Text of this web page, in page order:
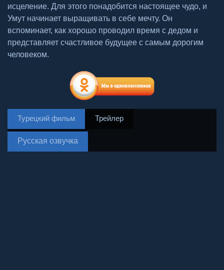
исцеление. Для этого понадобится настоящее чудо, и
Умут начинает выращивать в себе мечту. Он
вспоминает, как хорошо проводил время с дедом и
представляет счастливое будущее с самым дорогим
человеком.
Турецкий фильм Трейлер
Русская озвучка